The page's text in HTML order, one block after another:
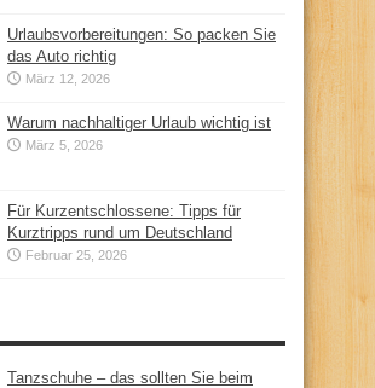
Urlaubsvorbereitungen: So packen Sie
das Auto richtig
März 12, 2026
Warum nachhaltiger Urlaub wichtig ist
März 5, 2026
Für Kurzentschlossene: Tipps für
Kurztripps rund um Deutschland
Februar 25, 2026
Tanzschuhe – das sollten Sie beim